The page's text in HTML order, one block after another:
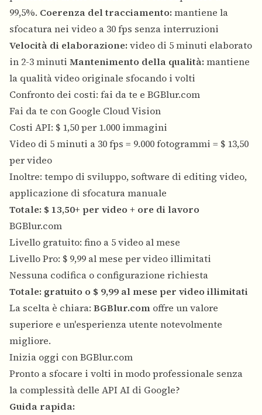
99,5%. Coerenza del tracciamento: mantiene la
sfocatura nei video a 30 fps senza interruzioni
Velocità di elaborazione: video di 5 minuti elaborato
in 2-3 minuti Mantenimento della qualità: mantiene
la qualità video originale sfocando i volti
Confronto dei costi: fai da te e BGBlur.com
Fai da te con Google Cloud Vision
Costi API: $ 1,50 per 1.000 immagini
Video di 5 minuti a 30 fps = 9.000 fotogrammi = $ 13,50
per video
Inoltre: tempo di sviluppo, software di editing video,
applicazione di sfocatura manuale
Totale: $ 13,50+ per video + ore di lavoro
BGBlur.com
Livello gratuito: fino a 5 video al mese
Livello Pro: $ 9,99 al mese per video illimitati
Nessuna codifica o configurazione richiesta
Totale: gratuito o $ 9,99 al mese per video illimitati
La scelta è chiara: BGBlur.com offre un valore
superiore e un'esperienza utente notevolmente
migliore.
Inizia oggi con BGBlur.com
Pronto a sfocare i volti in modo professionale senza
la complessità delle API AI di Google?
Guida rapida: